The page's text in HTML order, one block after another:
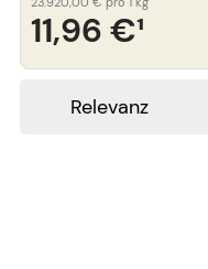
11,96 €¹